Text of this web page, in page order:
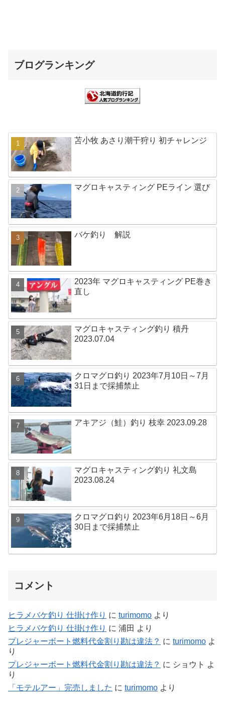
ブログランキング
苫小牧 あさり潮干狩り 初チャレンジ
マグロキャスティング PEライン 選び
バケ釣り 解説
2023年 マグロキャスティング PE巻き
直し
マグロキャスティング釣り 積丹
2023.07.04
クロマグロ釣り 2023年7月10日～7月
31日まで採捕禁止
アキアジ（鮭）釣り 枝幸 2023.09.28
マグロキャスティング釣り 礼文島
2023.08.24
クロマグロ釣り 2023年6月18日～6月
30日まで採捕禁止
コメント
ヒラメバケ釣り 仕掛け作り に turimomo より
ヒラメバケ釣り 仕掛け作り に 浦田 より
プレジャーボート燃料代金割り勘は違法？ に turimomo よ
り
プレジャーボート燃料代金割り勘は違法？ に ショウト よ
り
「モテルアー」完売しました に turimomo より